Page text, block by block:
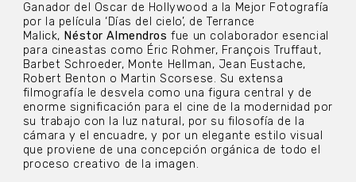
Ganador del Oscar de Hollywood a la Mejor Fotografía
por la película ‘Días del cielo’, de Terrance
Malick, Néstor Almendros fue un colaborador esencial
para cineastas como Éric Rohmer, François Truffaut,
Barbet Schroeder, Monte Hellman, Jean Eustache,
Robert Benton o Martin Scorsese. Su extensa
filmografía le desvela como una figura central y de
enorme significación para el cine de la modernidad por
su trabajo con la luz natural, por su filosofía de la
cámara y el encuadre, y por un elegante estilo visual
que proviene de una concepción orgánica de todo el
proceso creativo de la imagen.